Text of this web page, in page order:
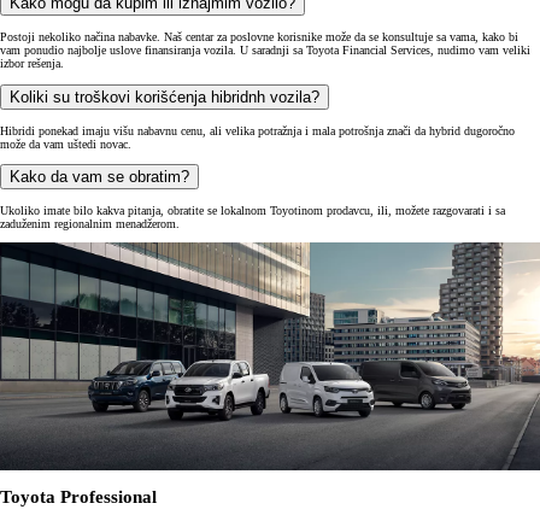
Postoji nekoliko načina nabavke. Naš centar za poslovne korisnike može da se konsultuje sa vama, kako bi
vam ponudio najbolje uslove finansiranja vozila. U saradnji sa Toyota Financial Services, nudimo vam veliki
izbor rešenja.
Koliki su troškovi korišćenja hibridnh vozila?
Hibridi ponekad imaju višu nabavnu cenu, ali velika potražnja i mala potrošnja znači da hybrid dugoročno
može da vam uštedi novac.
Kako da vam se obratim?
Ukoliko imate bilo kakva pitanja, obratite se lokalnom Toyotinom prodavcu, ili, možete razgovarati i sa
zaduženim regionalnim menadžerom.
Toyota Professional